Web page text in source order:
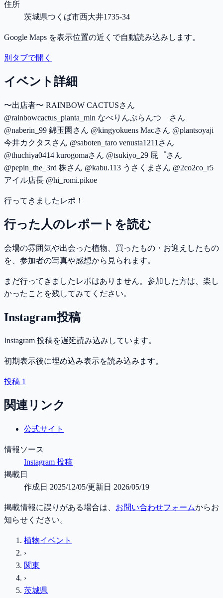
住所
茨城県つくば市西大井1735-34
Google Maps を表示位置の近くで自動読み込みします。
別タブで開く
イベント詳細
〜出店者〜 RAINBOW CACTUSさん
@rainbowcactus_pianta_min なべりんぷらんつ さん
@naberin_99 錦玉園さん @kingyokuens Macさん @plantsoyaji
今井カクタスさん @saboten_taro venusta1211さん
@thuchiya0414 kurogomaさん @tsukiyo_29 屁゜さん
@pepin_the_3rd 株さん @kabu.113 うさくまさん @2co2co_r5
アイル店長 @hi_romi.pikoe
行ってきましたレポ！
行った人のレポートを読む
会場の雰囲気や出会った植物、買ったもの・お迎えしたもの
を、参加者の写真や感想から見られます。
まだ行ってきましたレポはありません。参加した方は、楽し
かったことを残してみてください。
Instagram投稿
Instagram 投稿を遅延読み込みしています。
初期表示後に埋め込み表示を読み込みます。
投稿 1
関連リンク
公式サイト
情報ソース
Instagram 投稿
掲載日
作成日 2025/12/05/更新日 2026/05/19
掲載情報に誤りがある場合は、 お問い合わせフォームからお
知らせください。
植物イベント
›
関東
›
茨城県